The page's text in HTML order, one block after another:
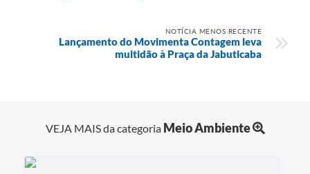
NOTÍCIA MENOS RECENTE
Lançamento do Movimenta Contagem leva
multidão à Praça da Jabuticaba
VEJA MAIS da categoria Meio Ambiente